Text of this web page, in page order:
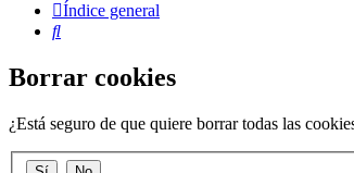
Índice general
Buscar
Borrar cookies
¿Está seguro de que quiere borrar todas las